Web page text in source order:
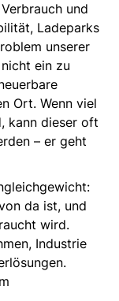
und
Ladeparks
unserer
ein zu
Ort. Wenn viel
kann dieser oft
– er geht
da ist, und
wird.
Industrie